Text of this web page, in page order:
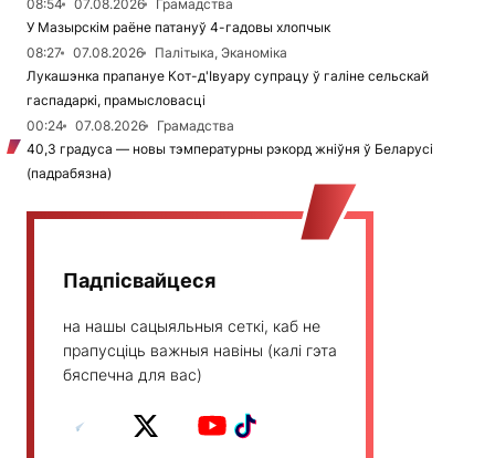
08:54
07.08.2026
Грамадства
У Мазырскім раёне патануў 4-гадовы хлопчык
08:27
07.08.2026
Палітыка, Эканоміка
Лукашэнка прапануе Кот-д'Івуару супрацу ў галіне сельскай
гаспадаркі, прамысловасці
00:24
07.08.2026
Грамадства
40,3 градуса — новы тэмпературны рэкорд жніўня ў Беларусі
(падрабязна)
Падпісвайцеся
на нашы сацыяльныя сеткі, каб не
прапусціць важныя навіны (калі гэта
бяспечна для вас)